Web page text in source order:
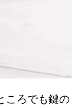
ころでも鍵の